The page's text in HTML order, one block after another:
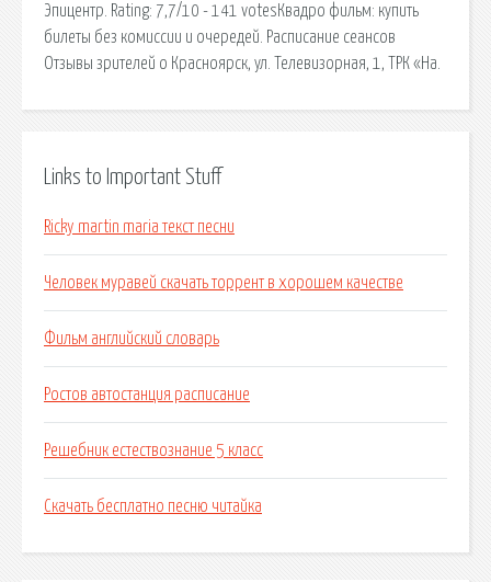
Эпицентр. Rating: 7,7/10 - 141 votesКвадро фильм: купить
билеты без комиссии и очередей. Расписание сеансов
Отзывы зрителей о Красноярск, ул. Телевизорная, 1, ТРК «На.
Links to Important Stuff
Ricky martin maria текст песни
Человек муравей скачать торрент в хорошем качестве
Фильм английский словарь
Ростов автостанция расписание
Решебник естествознание 5 класс
Скачать бесплатно песню читайка